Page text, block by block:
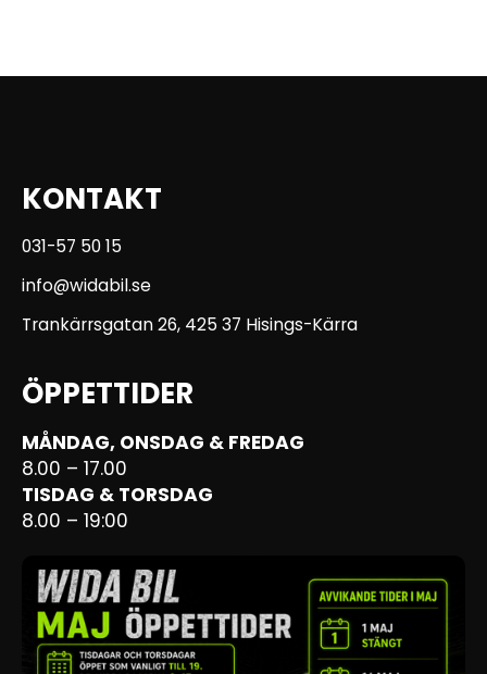
KONTAKT
031-57 50 15
info@widabil.se
Trankärrsgatan 26, 425 37 Hisings-Kärra
ÖPPETTIDER
MÅNDAG, ONSDAG & FREDAG
8.00 – 17.00
TISDAG & TORSDAG
8.00 – 19:00